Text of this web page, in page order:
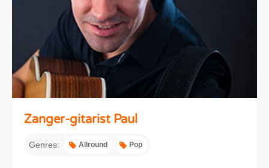
Zanger-gitarist Paul
Genres: Allround Pop